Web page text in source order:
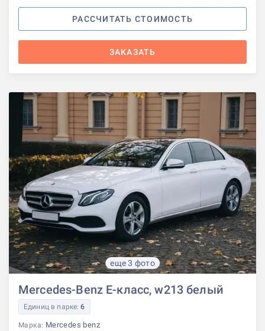
РАССЧИТАТЬ СТОИМОСТЬ
ЗАКАЗАТЬ
еще 3 фото
Mercedes-Benz E-класс, w213 белый
Единиц в парке:6
Марка: Mercedes benz